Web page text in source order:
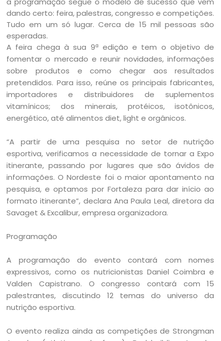
dando certo: feira, palestras, congresso e competições.
Tudo em um só lugar. Cerca de 15 mil pessoas são
esperadas.
A feira chega à sua 9ª edição e tem o objetivo de
fomentar o mercado e reunir novidades, informações
sobre produtos e como chegar aos resultados
pretendidos. Para isso, reúne os principais fabricantes,
importadores e distribuidores de suplementos
vitamínicos; dos minerais, protéicos, isotônicos,
energético, até alimentos diet, light e orgânicos.
“A partir de uma pesquisa no setor de nutrição
esportiva, verificamos a necessidade de tornar a Expo
itinerante, passando por lugares que são ávidos de
informações. O Nordeste foi o maior apontamento na
pesquisa, e optamos por Fortaleza para dar início ao
formato itinerante”, declara Ana Paula Leal, diretora da
Savaget & Excalibur, empresa organizadora.
Programação
A programação do evento contará com nomes
expressivos, como os nutricionistas Daniel Coimbra e
Valden Capistrano. O congresso contará com 15
palestrantes, discutindo 12 temas do universo da
nutrição esportiva.
O evento realiza ainda as competições de Strongman